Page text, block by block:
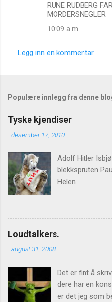
e
RUNE RUDBERG
MORDERSNEGLER
10:09 a.m.
Legg inn en kommentar
Populære innlegg fra denne
Tyske kjendiser
-desember 17, 2010
Adolf Hitler
blekkspruten
Helen
Loudtalkers.
-august 31, 2008
Det er fint å
dere har en
er det jeg som